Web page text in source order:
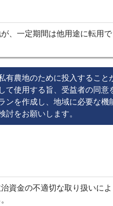
、一定期間は他用途に転用
有農地のために投入すること
て使用する旨、受益者の同意
ンを作成し、地域に必要な機
をお願いします。
資金の不適切な取り扱いに